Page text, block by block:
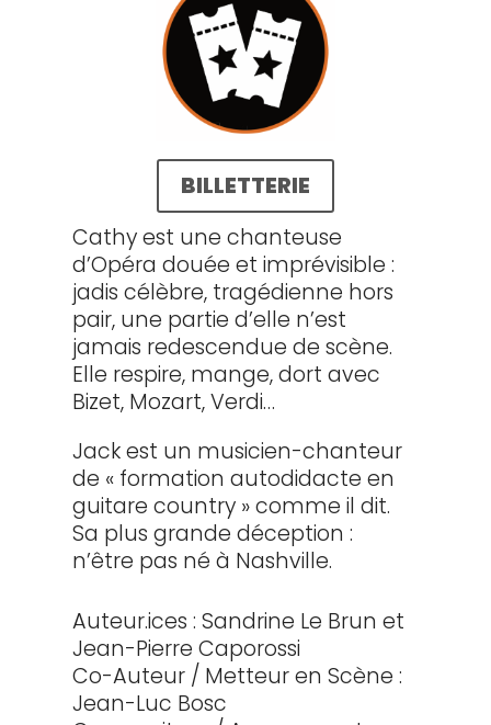
BILLETTERIE
Cathy est une chanteuse
d’Opéra douée et imprévisible :
jadis célèbre, tragédienne hors
pair, une partie d’elle n’est
jamais redescendue de scène.
Elle respire, mange, dort avec
Bizet, Mozart, Verdi…
Jack est un musicien-chanteur
de « formation autodidacte en
guitare country » comme il dit.
Sa plus grande déception :
n’être pas né à Nashville.
Auteur.ices : Sandrine Le Brun et
Jean-Pierre Caporossi
Co-Auteur / Metteur en Scène :
Jean-Luc Bosc